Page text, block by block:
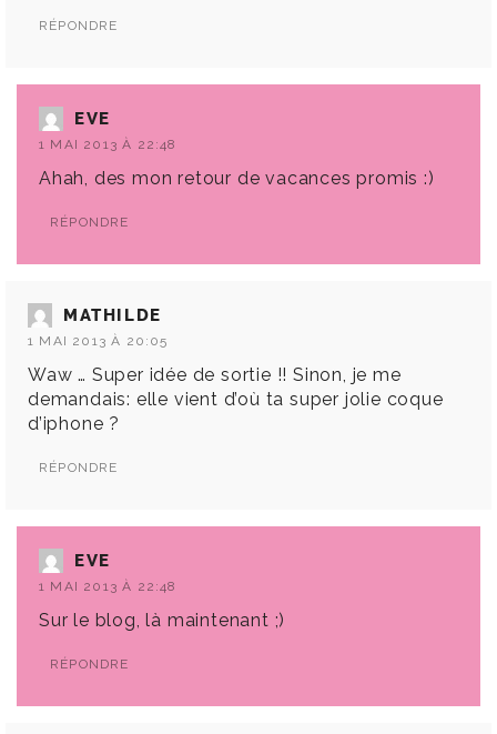
RÉPONDRE
EVE
1 MAI 2013 À 22:48
Ahah, des mon retour de vacances promis :)
RÉPONDRE
MATHILDE
1 MAI 2013 À 20:05
Waw … Super idée de sortie !! Sinon, je me
demandais: elle vient d’où ta super jolie coque
d’iphone ?
RÉPONDRE
EVE
1 MAI 2013 À 22:48
Sur le blog, là maintenant ;)
RÉPONDRE